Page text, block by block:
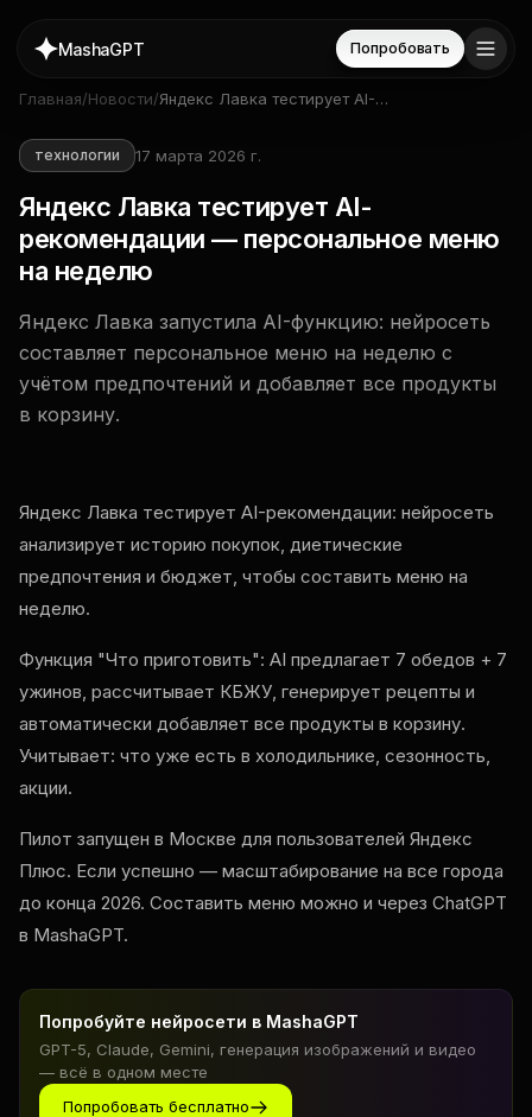
MashaGPT Попробовать
Главная/Новости/Яндекс Лавка тестирует AI-
неделю
технологии 17 марта 2026 г.
Яндекс Лавка тестирует AI-
рекомендации — персональное меню
на неделю
Яндекс Лавка запустила AI-функцию: нейросеть
составляет персональное меню на неделю с
учётом предпочтений и добавляет все продукты
в корзину.
Яндекс Лавка тестирует AI-рекомендации: нейросеть
анализирует историю покупок, диетические
предпочтения и бюджет, чтобы составить меню на
неделю.
Функция "Что приготовить": AI предлагает 7 обедов + 7
ужинов, рассчитывает КБЖУ, генерирует рецепты и
автоматически добавляет все продукты в корзину.
Учитывает: что уже есть в холодильнике, сезонность,
акции.
Пилот запущен в Москве для пользователей Яндекс
Плюс. Если успешно — масштабирование на все города
до конца 2026. Составить меню можно и через ChatGPT
в MashaGPT.
Попробуйте нейросети в MashaGPT
GPT-5, Claude, Gemini, генерация изображений и видео
— всё в одном месте
Попробовать бесплатно